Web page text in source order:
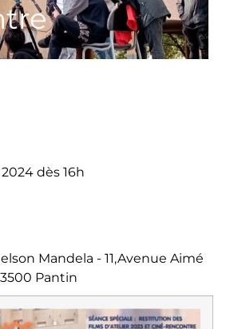
dès 16h
Mandela - 11,Avenue Aimé
Pantin